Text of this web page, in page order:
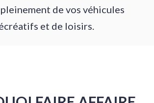
de vos véhicules
et de loisirs.